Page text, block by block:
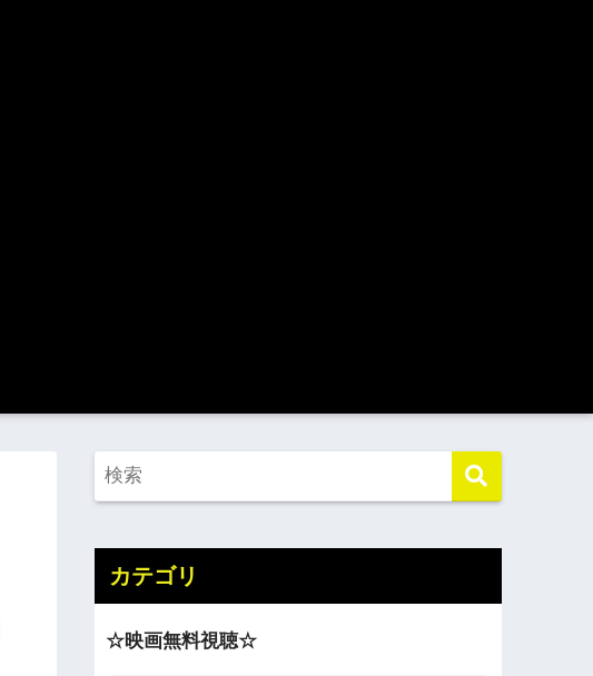
カテゴリ
☆映画無料視聴☆